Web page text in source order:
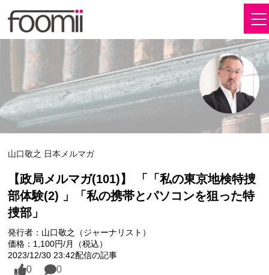
山口敬之 日本メルマガ
【政局メルマガ(101)】 「「私の東京地検特捜
部体験(2) 」「私の携帯とパソコンを狙った特
捜部」
発行者：山口敬之（ジャーナリスト）
価格：1,100円/月（税込）
2023/12/30 23:42配信の記事
0 0